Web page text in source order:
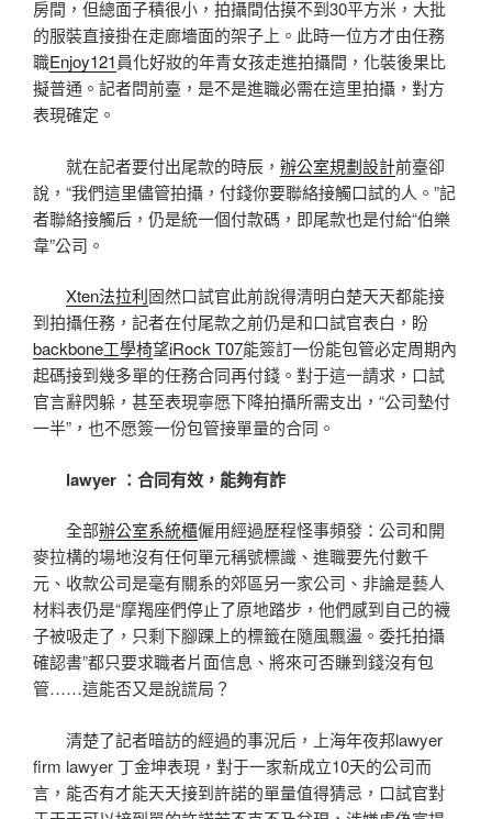
房間，但總面子積很小，拍攝間估摸不到30平方米，大批
的服裝直接掛在走廊墻面的架子上。此時一位方才由任務
職Enjoy121員化好妝的年青女孩走進拍攝間，化裝後果比
擬普通。記者問前臺，是不是進職必需在這里拍攝，對方
表現確定。
就在記者要付出尾款的時辰， 辦公室規劃設計前臺卻
說，“我們這里儘管拍攝，付錢你要聯絡接觸口試的人。”記
者聯絡接觸后，仍是統一個付款碼，即尾款也是付給“伯樂
韋”公司。
Xten法拉利固然口試官此前說得清明白楚天天都能接
到拍攝任務，記者在付尾款之前仍是和口試官表白，盼
backbone工學椅望iRock T07能簽訂一份能包管必定周期內
起碼接到幾多單的任務合同再付錢。對于這一請求，口試
官言辭閃躲，甚至表現寧愿下降拍攝所需支出，“公司墊付
一半”，也不愿簽一份包管接單量的合同。
lawyer ：合同有效，能夠有詐
全部辦公室系統櫃僱用經過歷程怪事頻發：公司和開
麥拉構的場地沒有任何單元稱號標識、進職要先付數千
元、收款公司是毫有關系的郊區另一家公司、非論是藝人
材料表仍是“摩羯座們停止了原地踏步，他們感到自己的襪
子被吸走了，只剩下腳踝上的標籤在隨風飄盪。委托拍攝
確認書”都只要求職者片面信息、將來可否賺到錢沒有包
管……這能否又是說謊局？
清楚了記者暗訪的經過的事況后，上海年夜邦lawyer
firm lawyer 丁金坤表現，對于一家新成立10天的公司而
言，能否有才能天天接到許諾的單量值得猜忌，口試官對